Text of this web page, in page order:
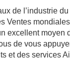
de l’industrie
Ventes
excellent
de vous
et des services